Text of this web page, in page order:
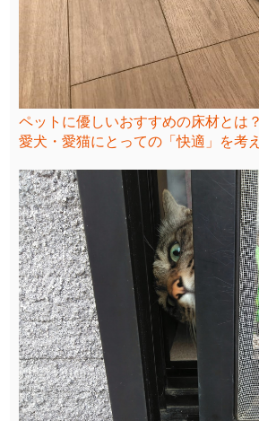
ペットに優しいおすすめの床材とは
愛犬・愛猫にとっての「快適」を考